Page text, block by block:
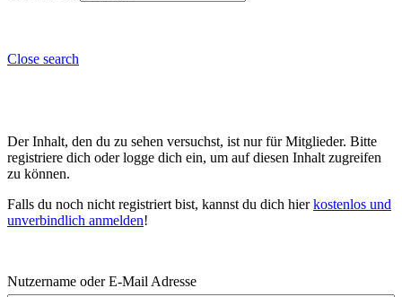
Close search
Der Inhalt, den du zu sehen versuchst, ist nur für Mitglieder. Bitte
registriere dich oder logge dich ein, um auf diesen Inhalt zugreifen
zu können.
Falls du noch nicht registriert bist, kannst du dich hierkostenlos und
unverbindlich anmelden!
Nutzername oder E-Mail Adresse